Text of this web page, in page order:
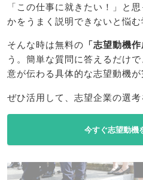
「この仕事に就きたい！」と
かをうまく説明できないと悩む
そんな時は無料の 「志望動機
う。簡単な質問に答えるだけ
意が伝わる具体的な志望動機が
ぜひ活用して、志望企業の選考
今すぐ志望動機